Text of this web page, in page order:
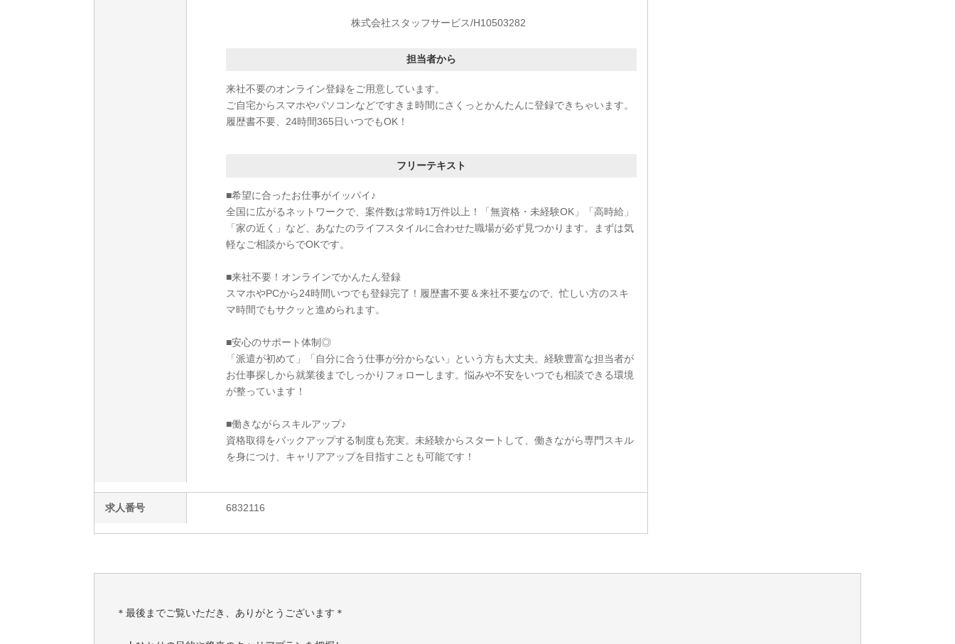
株式会社スタッフサービス/H10503282
担当者から
来社不要のオンライン登録をご用意しています。
ご自宅からスマホやパソコンなどですきま時間にさくっとかんたんに登録できちゃいます。
履歴書不要、24時間365日いつでもOK！
フリーテキスト
■希望に合ったお仕事がイッパイ♪
全国に広がるネットワークで、案件数は常時1万件以上！「無資格・未経験OK」「高時給」
「家の近く」など、あなたのライフスタイルに合わせた職場が必ず見つかります。まずは気
軽なご相談からでOKです。
■来社不要！オンラインでかんたん登録
スマホやPCから24時間いつでも登録完了！履歴書不要＆来社不要なので、忙しい方のスキ
マ時間でもサクッと進められます。
■安心のサポート体制◎
「派遣が初めて」「自分に合う仕事が分からない」という方も大丈夫。経験豊富な担当者が
お仕事探しから就業後までしっかりフォローします。悩みや不安をいつでも相談できる環境
が整っています！
■働きながらスキルアップ♪
資格取得をバックアップする制度も充実。未経験からスタートして、働きながら専門スキル
を身につけ、キャリアアップを目指すことも可能です！
求人番号 6832116
＊最後までご覧いただき、ありがとうございます＊